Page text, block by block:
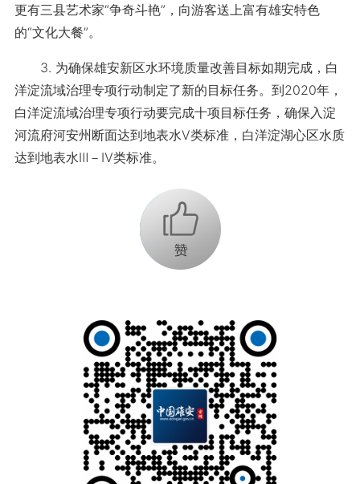
更有三县艺术家“争奇斗艳”，向游客送上富有雄安特色
的“文化大餐”。
3. 为确保雄安新区水环境质量改善目标如期完成，白
洋淀流域治理专项行动制定了新的目标任务。到2020年，
白洋淀流域治理专项行动要完成十项目标任务，确保入淀
河流府河安州断面达到地表水Ⅴ类标准，白洋淀湖心区水质
达到地表水Ⅲ－Ⅳ类标准。
+1